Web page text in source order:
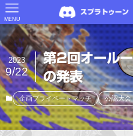
MENU
第2回オール
の発表
2023
9/22
企画プライベートマッチ 公認大会